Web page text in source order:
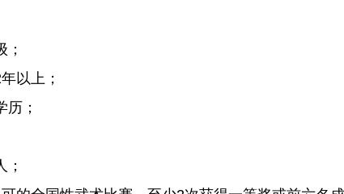
以上；
；